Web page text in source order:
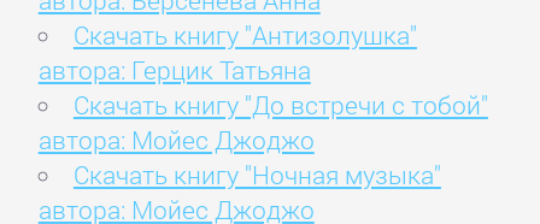
Скачать книгу "Антизолушка"
автора: Герцик Татьяна
Скачать книгу "До встречи с тобой"
автора: Мойес Джоджо
Скачать книгу "Ночная музыка"
автора: Мойес Джоджо